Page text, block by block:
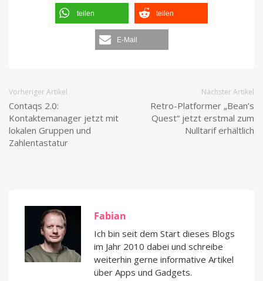
teilen teilen
E-Mail
Vorheriger Artikel
Contaqs 2.0:
Kontaktemanager jetzt mit
lokalen Gruppen und
Zahlentastatur
Nächster Artikel
Retro-Platformer „Bean’s
Quest“ jetzt erstmal zum
Nulltarif erhältlich
Fabian
Ich bin seit dem Start dieses Blogs
im Jahr 2010 dabei und schreibe
weiterhin gerne informative Artikel
über Apps und Gadgets.